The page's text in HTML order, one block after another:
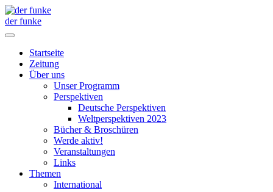
der funke
Startseite
Zeitung
Über uns
Unser Programm
Perspektiven
Deutsche Perspektiven
Weltperspektiven 2023
Bücher & Broschüren
Werde aktiv!
Veranstaltungen
Links
Themen
International